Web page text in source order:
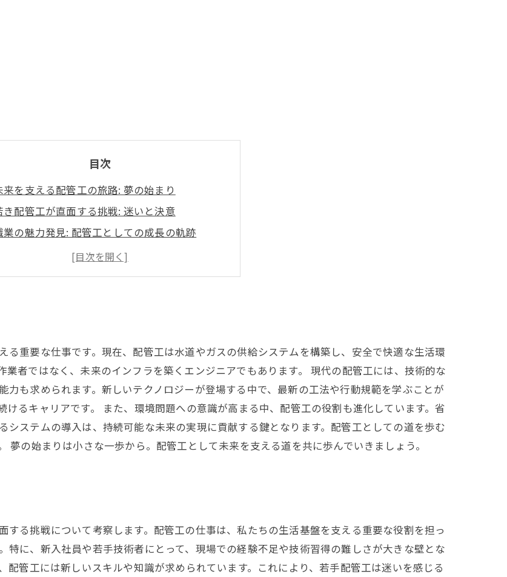
目次
来を支える配管工の旅路: 夢の始まり
き配管工が直面する挑戦: 迷いと決意
業の魅力発見: 配管工としての成長の軌跡
未来を築く技術: 最新の配管工事のトレンド
に進化する: 配管工としての使命と未来
重要な仕事です。現在、配管工は水道やガスの供給システムを構築し、安全で快適な生活環
者ではなく、未来のインフラを築くエンジニアでもあります。 現代の配管工には、技術的な
も求められます。新しいテクノロジーが登場する中で、最新の工法や行動規範を学ぶことが
るキャリアです。 また、環境問題への意識が高まる中、配管工の役割も進化しています。省
ステムの導入は、持続可能な未来の実現に貢献する鍵となります。配管工としての道を歩む
夢の始まりは小さな一歩から。配管工として未来を支える道を共に歩んでいきましょう。
る挑戦について考察します。配管工の仕事は、私たちの生活基盤を支える重要な役割を担っ
に、新入社員や若手技術者にとって、現場での経験不足や技術習得の難しさが大きな壁とな
配管工には新しいスキルや知識が求められています。これにより、若手配管工は迷いを感じる